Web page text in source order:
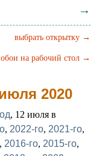
→
выбрать открытку →
на рабочий стол →
2020
, 12 июля в
, 2022-го, 2021-го,
, 2016-го, 2015-го,